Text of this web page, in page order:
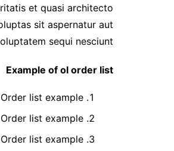
شات أميرتي موبايل –
دردشة عربية راقية بلا
chat-algeria
القلب
بينا عشق,شات بينا
et quasi architecto
sit aspernatur aut
sequi nesciunt.
Example of ol order list
Order list example
Order list example
Order list example